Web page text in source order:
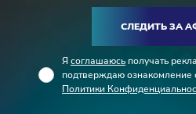
СЛЕДИТЬ ЗА
Я соглашаюсь получать
подтверждаю ознакомление
Политики